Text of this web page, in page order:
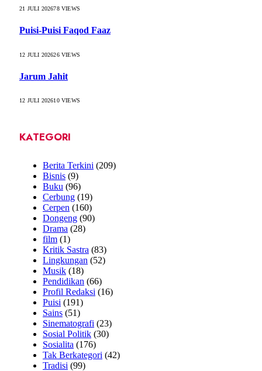
21 JULI 202678VIEWS
Puisi-Puisi Faqod Faaz
12 JULI 202626VIEWS
Jarum Jahit
12 JULI 202610VIEWS
KATEGORI
Berita Terkini (209)
Bisnis (9)
Buku (96)
Cerbung (19)
Cerpen (160)
Dongeng (90)
Drama (28)
film (1)
Kritik Sastra (83)
Lingkungan (52)
Musik (18)
Pendidikan (66)
Profil Redaksi (16)
Puisi (191)
Sains (51)
Sinematografi (23)
Sosial Politik (30)
Sosialita (176)
Tak Berkategori (42)
Tradisi (99)